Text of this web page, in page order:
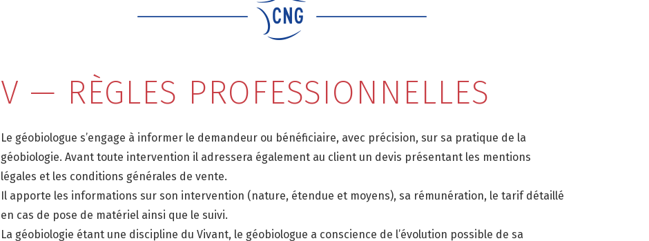
V — RÈGLES PROFESSIONNELLES
Le géobiologue s’engage à informer le demandeur ou bénéficiaire, avec précision, sur sa pratique de la
géobiologie. Avant toute intervention il adressera également au client un devis présentant les mentions
légales et les conditions générales de vente.
Il apporte les informations sur son intervention (nature, étendue et moyens), sa rémunération, le tarif détaillé
en cas de pose de matériel ainsi que le suivi.
La géobiologie étant une discipline du Vivant, le géobiologue a conscience de l’évolution possible de sa